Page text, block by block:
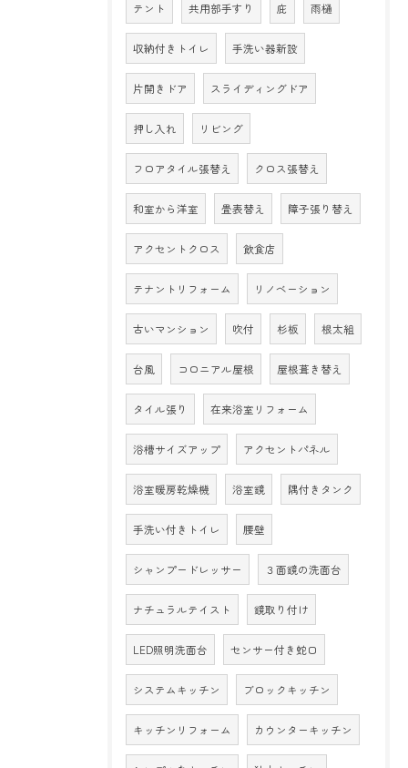
テント 共用部手すり 庇 雨樋
収納付きトイレ 手洗い器新設
片開きドア スライディングドア
押し入れ リビング
フロアタイル張替え クロス張替え
和室から洋室 畳表替え 障子張り替え
アクセントクロス 飲食店
テナントリフォーム リノベーション
古いマンション 吹付 杉板 根太組
台風 コロニアル屋根 屋根葺き替え
タイル張り 在来浴室リフォーム
浴槽サイズアップ アクセントパネル
浴室暖房乾燥機 浴室鏡 隅付きタンク
手洗い付きトイレ 腰壁
シャンプードレッサー ３面鏡の洗面台
ナチュラルテイスト 鏡取り付け
LED照明洗面台 センサー付き蛇口
システムキッチン ブロックキッチン
キッチンリフォーム カウンターキッチン